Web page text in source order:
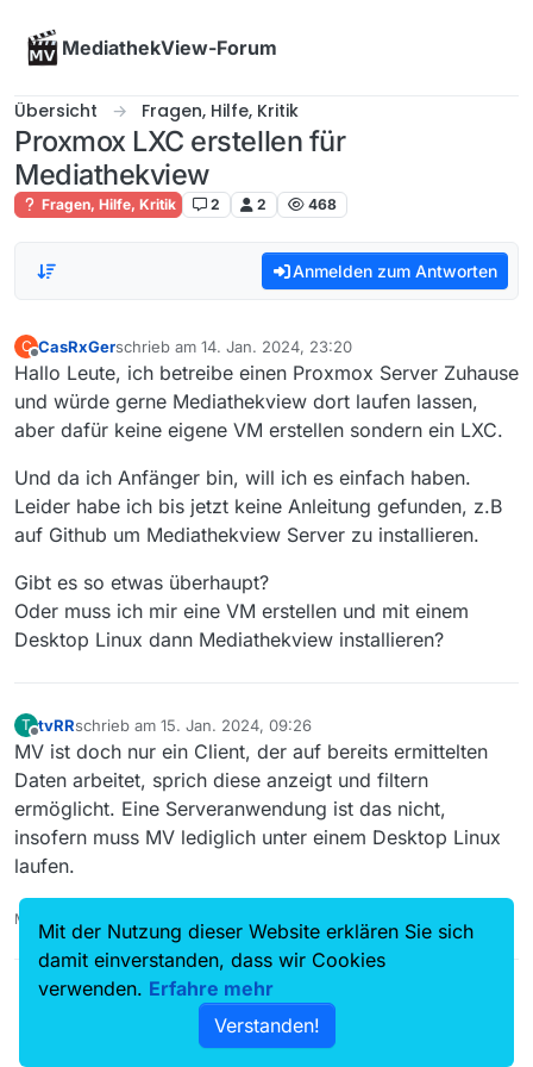
MediathekView-Forum
Übersicht Fragen, Hilfe, Kritik
Proxmox LXC erstellen für
Mediathekview
Fragen, Hilfe, Kritik 2 2 468
Anmelden zum Antworten
C
Offline
CasRxGerschrieb am 14. Jan. 2024, 23:20
zuletzt editiert von
Hallo Leute, ich betreibe einen Proxmox Server Zuhause
und würde gerne Mediathekview dort laufen lassen,
aber dafür keine eigene VM erstellen sondern ein LXC.
Und da ich Anfänger bin, will ich es einfach haben.
Leider habe ich bis jetzt keine Anleitung gefunden, z.B
auf Github um Mediathekview Server zu installieren.
Gibt es so etwas überhaupt?
Oder muss ich mir eine VM erstellen und mit einem
Desktop Linux dann Mediathekview installieren?
T
Offline
tvRRschrieb am 15. Jan. 2024, 09:26
zuletzt editiert von
MV ist doch nur ein Client, der auf bereits ermittelten
Daten arbeitet, sprich diese anzeigt und filtern
ermöglicht. Eine Serveranwendung ist das nicht,
insofern muss MV lediglich unter einem Desktop Linux
laufen.
MediathekView-14.4.0-win-2025-08-25 & mitgeliefertes Java
Mit der Nutzung dieser Website erklären Sie sich
damit einverstanden, dass wir Cookies
verwenden. Erfahre mehr
Verstanden!